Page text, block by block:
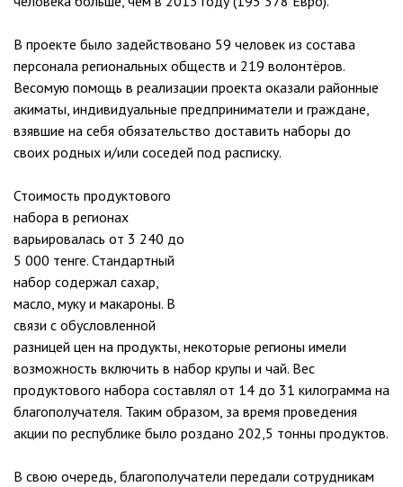
В проекте было задействовано 59 человек из состава
персонала региональных обществ и 219 волонтёров.
Весомую помощь в реализации проекта оказали районные
акиматы, индивидуальные предприниматели и граждане,
взявшие на себя обязательство доставить наборы до
своих родных и/или соседей под расписку.
Стоимость продуктового
набора в регионах
варьировалась от 3 240 до
5 000 тенге. Стандартный
набор содержал сахар,
масло, муку и макароны. В
связи с обусловленной
разницей цен на продукты, некоторые регионы имели
возможность включить в набор крупы и чай. Вес
продуктового набора составлял от 14 до 31 килограмма на
благополучателя. Таким образом, за время проведения
акции по республике было роздано 202,5 тонны продуктов.
В свою очередь, благополучатели передали сотрудникам